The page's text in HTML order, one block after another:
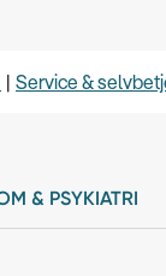
Service &
& PSYKIATRI